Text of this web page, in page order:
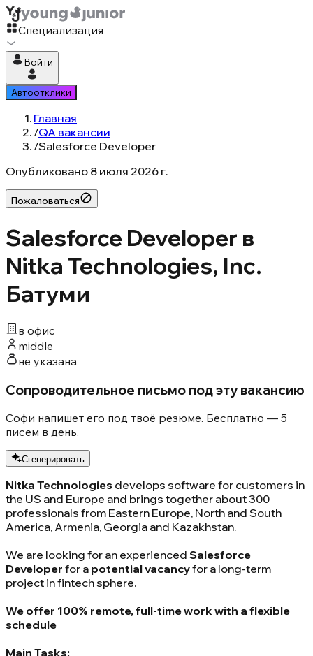
Специализация
Войти
Автоотклики
Главная
/QA вакансии
/Salesforce Developer
Опубликовано 8 июля 2026 г.
Пожаловаться
Salesforce Developer в
Nitka Technologies, Inc.
Батуми
в офис
middle
не указана
Сопроводительное письмо под эту вакансию
Софи напишет его под твоё резюме. Бесплатно — 5
писем в день.
Сгенерировать
Nitka Technologies develops software for customers in
the US and Europe and brings together about 300
professionals from Eastern Europe, North and South
America, Armenia, Georgia and Kazakhstan.
We are looking for an experienced Salesforce
Developer for a potential vacancyfor a long-term
project in fintech sphere.
We offer 100% remote, full-time work with a flexible
schedule
Main Tasks: